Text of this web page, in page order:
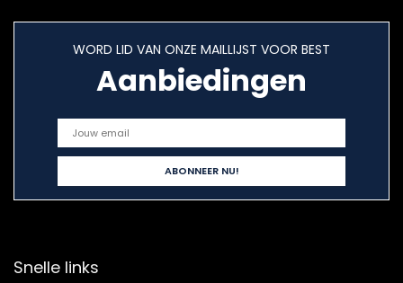
WORD LID VAN ONZE MAILLIJST VOOR BEST
Aanbiedingen
Snelle links